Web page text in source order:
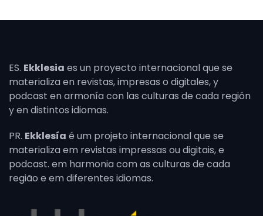
ES. Ekklesia es un proyecto internacional que se
materializa en revistas, impresas o digitales, y
podcast en armonía con las culturas de cada región
y en distintos idiomas.
PR. Ekklesía é um projeto internacional que se
materializa em revistas impressas ou digitais, e
podcast. em harmonia com as culturas de cada
região e em diferentes idiomas.